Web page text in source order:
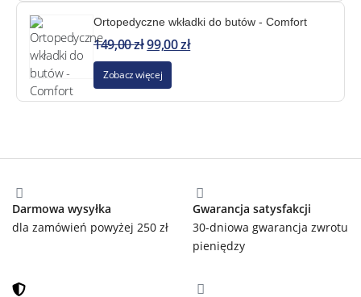
Ortopedyczne wkładki do butów - Comfort
149,00zł99,00zł
Zobacz więcej
Darmowa wysyłka
dla zamówień powyżej 250 zł
Gwarancja satysfakcji
30-dniowa gwarancja zwrotu
pieniędzy